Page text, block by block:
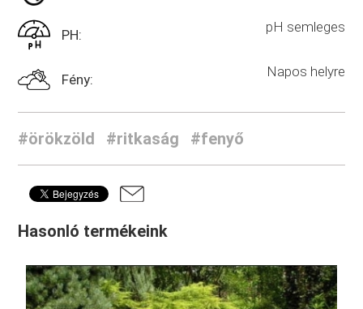
PH: pH semleges
Fény: Napos helyre
#örökzöld #ritkaság #fenyő
Hasonló termékeink